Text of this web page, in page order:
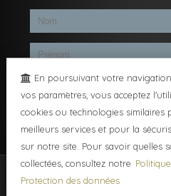
Champagne
En poursuivant votre
vos paramètres, vous acceptez
cookies ou technologies similaires
meilleurs services et pour la
sur notre site. Pour savoir quelles
collectées, consultez notre
Protection des données